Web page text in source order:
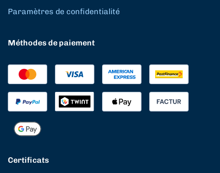
Paramètres de confidentialité
Méthodes de paiement
Certificats